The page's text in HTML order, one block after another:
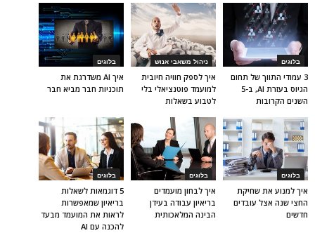
בלוגים
איך AI משדרגת את
תוכניות חבר מביא חבר
ניהול משאבי אנוש
איך לספק חוויה חיובית
למועמד פוטנציאלי בלי
לטבוע בשאלות
בלוגים
3 עמודי התווך של תחום
הגיוס בעזרת AI, ב-5
השנים הקרובות
בלוגים
5 דוגמאות לשאלות
בריאיון שמאפשרות
לראות את המועמד מבעד
להכנה עם AI
בלוגים
איך לבחון מועמדים
בריאיון עבודה בעידן
הבינה המלאכותית
בלוגים
איך למנוע את שחיקת
החצי שנה אצל עובדים
חדשים